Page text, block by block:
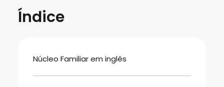
Índice
Núcleo Familiar em inglês